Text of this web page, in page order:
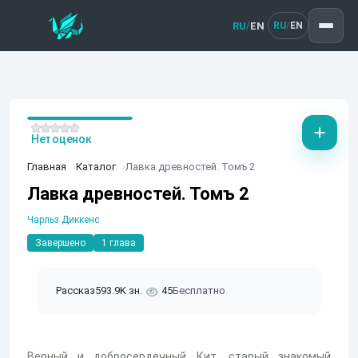
RU/EN RU/ EN
Главная Каталог Лавка древностей. Томъ 2
Лавка древностей. Томъ 2
Чарльз Диккенс
Завершено 1 глава
Рассказ593.9K зн. 45Бесплатно
Нет оценок